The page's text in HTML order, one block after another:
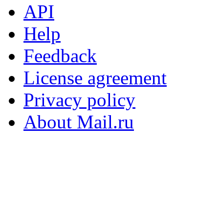
API
Help
Feedback
License agreement
Privacy policy
About Mail.ru